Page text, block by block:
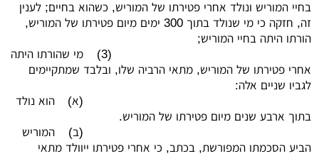
בחיי המוריש ונולד אחרי פטירתו של המוריש, כשהוא בחיים; לענין
זה, חזקה כי מי שנולד בתוך 300 ימים מיום פטירתו של המוריש,
הורתו היתה בחיי המוריש;
(3)
מי שהורתו היתה
אחרי פטירתו של המוריש, מתאי הרביה שלו, ובלבד שמתקיימים
לגביו שניים אלה:
(א)
הוא נולד
בתוך ארבע שנים מיום פטירתו של המוריש.
(ב)
המוריש
הביע הסכמתו המפורשת, בכתב, כי אחרי פטירתו ייוולד מתאי